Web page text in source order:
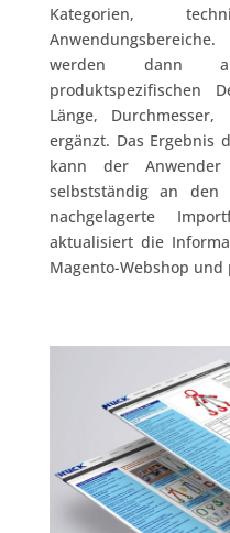
Kategorien,
werden dann
produktspezifischen
Länge,
ergänzt. Das Ergebnis
kann der
selbstständig an den
nachgelagerte
aktualisiert die
Magento-Webshop